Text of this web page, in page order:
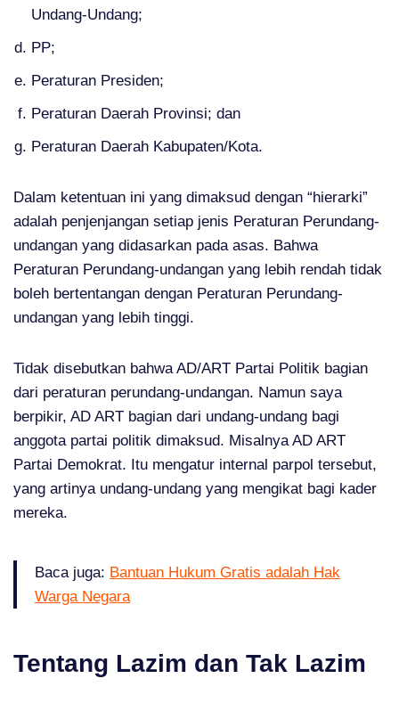
Undang-Undang;
PP;
Peraturan Presiden;
Peraturan Daerah Provinsi; dan
Peraturan Daerah Kabupaten/Kota.
Dalam ketentuan ini yang dimaksud dengan “hierarki”
adalah penjenjangan setiap jenis Peraturan Perundang-
undangan yang didasarkan pada asas. Bahwa
Peraturan Perundang-undangan yang lebih rendah tidak
boleh bertentangan dengan Peraturan Perundang-
undangan yang lebih tinggi.
Tidak disebutkan bahwa AD/ART Partai Politik bagian
dari peraturan perundang-undangan. Namun saya
berpikir, AD ART bagian dari undang-undang bagi
anggota partai politik dimaksud. Misalnya AD ART
Partai Demokrat. Itu mengatur internal parpol tersebut,
yang artinya undang-undang yang mengikat bagi kader
mereka.
Baca juga: Bantuan Hukum Gratis adalah Hak
Warga Negara
Tentang Lazim dan Tak Lazim